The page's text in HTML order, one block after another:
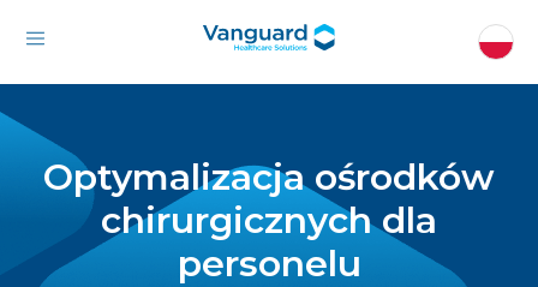
Optymalizacja ośrodków
chirurgicznych dla
personelu